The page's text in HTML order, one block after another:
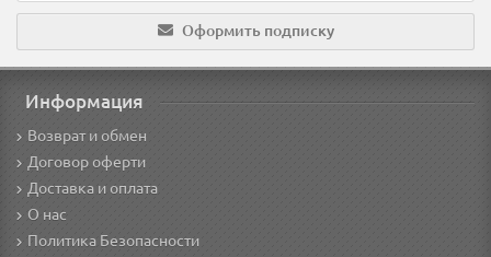
Оформить подписку
Информация
Возврат и обмен
Договор оферти
Доставка и оплата
О нас
Политика Безопасности